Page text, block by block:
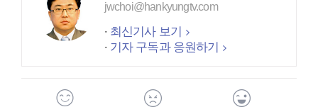
jwchoi@hankyungtv.com
최신기사 보기
기자 구독과 응원하기